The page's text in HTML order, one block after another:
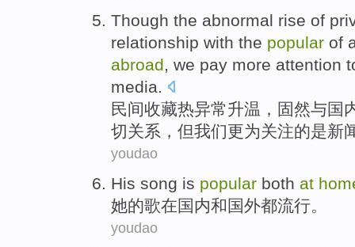
Though the abnormal rise of
relationship with the popular of
abroad, we pay more attention
media.
民间收藏热异常升温 ， 固然与国
切关系 ，但我们更为关注的是新
youdao
His song is popular both at
她的歌在国内和 国外都流行。
youdao